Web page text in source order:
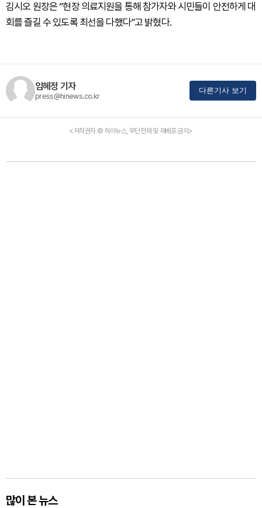
김시오 원장은 “현장 의료지원을 통해 참가자와 시민들이 안전하게 대
회를 즐길 수 있도록 최선을 다했다”고 밝혔다.
임혜정 기자
press@hinews.co.kr
다른기사 보기
<저작권자 © 하이뉴스, 무단전재 및 재배포 금지>
많이 본 뉴스